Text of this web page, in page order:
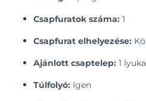
Csapfuratok száma: 1
Csapfurat elhelyezése:
Ajánlott csaptelep: 1
Túlfolyó: Igen